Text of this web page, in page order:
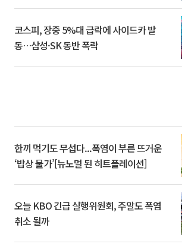
코스피, 장중 5%대 급락에 사이드카 발
동…삼성·SK 동반 폭락
한끼 먹기도 무섭다...폭염이 부른 뜨거운
‘밥상 물가’[뉴노멀 된 히트플레이션]
오늘 KBO 긴급 실행위원회, 주말도 폭염
취소 될까